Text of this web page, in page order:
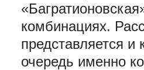
комбинациях.
представляется и
очередь именно